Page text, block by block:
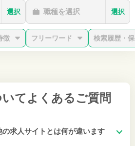
選択 職種を選択 選択
徴 フリーワード 検索履歴・
て よくあるご質問
の求人サイトとは何が違います